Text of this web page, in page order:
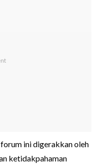
ini digerakkan oleh
ketidakpahaman